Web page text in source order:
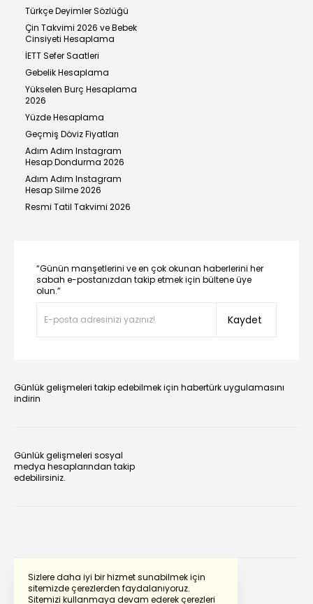
Sizlere daha iyi bir hizmet sunabilmek için
sitemizde çerezlerden faydalanıyoruz.
Sitemizi kullanmaya devam ederek çerezleri
Türkçe Deyimler Sözlüğü
Çin Takvimi 2026 ve Bebek
Cinsiyeti Hesaplama
İETT Sefer Saatleri
Gebelik Hesaplama
Yükselen Burç Hesaplama
2026
Yüzde Hesaplama
Geçmiş Döviz Fiyatları
Adım Adım Instagram
Hesap Dondurma 2026
Adım Adım Instagram
Hesap Silme 2026
Resmi Tatil Takvimi 2026
“Günün manşetlerini ve en çok okunan haberlerini her
sabah e-postanızdan takip etmek için bültene üye
olun.”
Kaydet
Günlük gelişmeleri takip edebilmek için habertürk uygulamasını
indirin
Günlük gelişmeleri sosyal
medya hesaplarından takip
edebilirsiniz.